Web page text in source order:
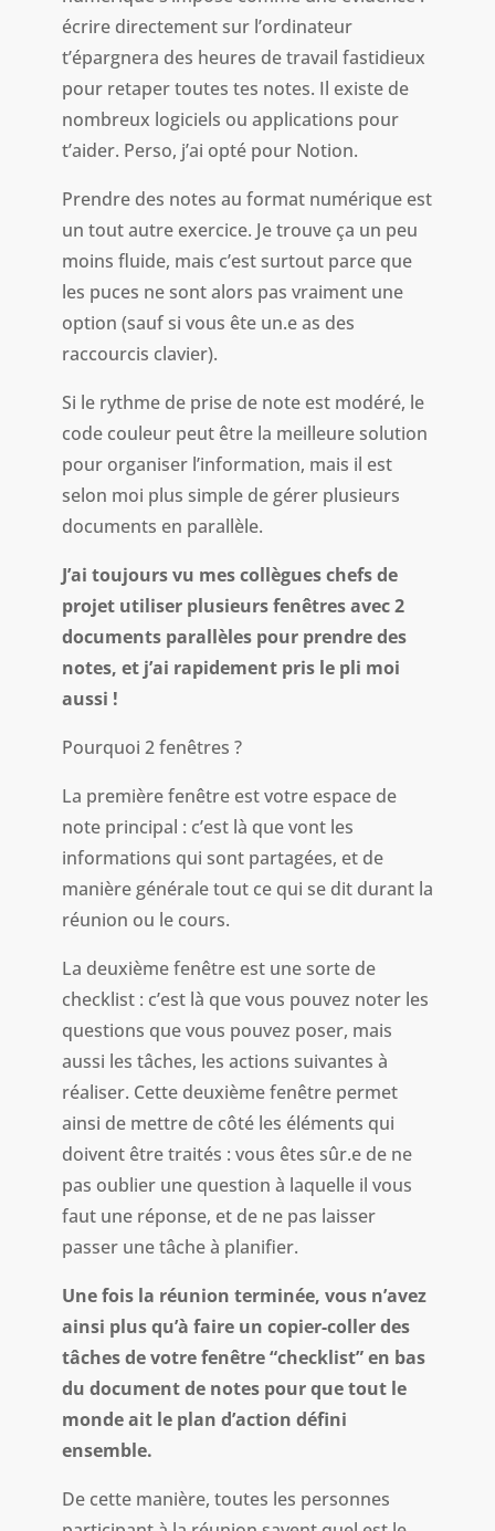
écrire directement sur l’ordinateur
t’épargnera des heures de travail fastidieux
pour retaper toutes tes notes. Il existe de
nombreux logiciels ou applications pour
t’aider. Perso, j’ai opté pour Notion.
Prendre des notes au format numérique est
un tout autre exercice. Je trouve ça un peu
moins fluide, mais c’est surtout parce que
les puces ne sont alors pas vraiment une
option (sauf si vous ête un.e as des
raccourcis clavier).
Si le rythme de prise de note est modéré, le
code couleur peut être la meilleure solution
pour organiser l’information, mais il est
selon moi plus simple de gérer plusieurs
documents en parallèle.
J’ai toujours vu mes collègues chefs de
projet utiliser plusieurs fenêtres avec 2
documents parallèles pour prendre des
notes, et j’ai rapidement pris le pli moi
aussi !
Pourquoi 2 fenêtres ?
La première fenêtre est votre espace de
note principal : c’est là que vont les
informations qui sont partagées, et de
manière générale tout ce qui se dit durant la
réunion ou le cours.
La deuxième fenêtre est une sorte de
checklist : c’est là que vous pouvez noter les
questions que vous pouvez poser, mais
aussi les tâches, les actions suivantes à
réaliser. Cette deuxième fenêtre permet
ainsi de mettre de côté les éléments qui
doivent être traités : vous êtes sûr.e de ne
pas oublier une question à laquelle il vous
faut une réponse, et de ne pas laisser
passer une tâche à planifier.
Une fois la réunion terminée, vous n’avez
ainsi plus qu’à faire un copier-coller des
tâches de votre fenêtre “checklist” en bas
du document de notes pour que tout le
monde ait le plan d’action défini
ensemble.
De cette manière, toutes les personnes